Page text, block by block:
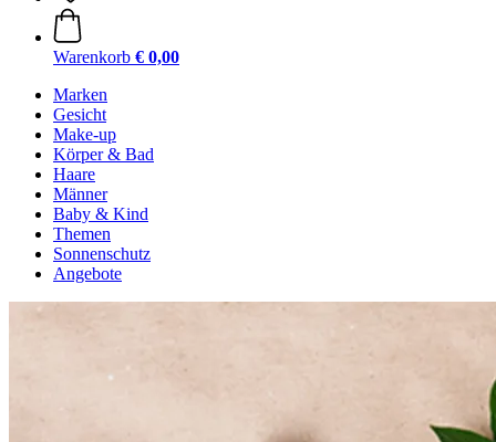
Warenkorb € 0,00
Marken
Gesicht
Make-up
Körper & Bad
Haare
Männer
Baby & Kind
Themen
Sonnenschutz
Angebote